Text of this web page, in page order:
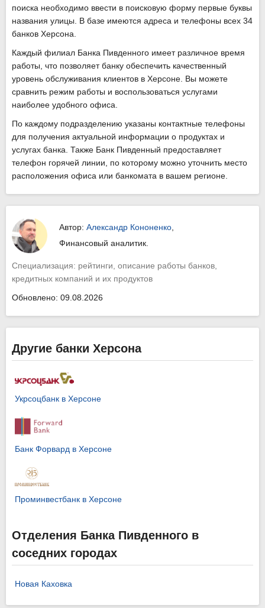
поиска необходимо ввести в поисковую форму первые буквы
названия улицы. В базе имеются адреса и телефоны всех 34
банков Херсона.
Каждый филиал Банка Пивденного имеет различное время
работы, что позволяет банку обеспечить качественный
уровень обслуживания клиентов в Херсоне. Вы можете
сравнить режим работы и воспользоваться услугами
наиболее удобного офиса.
По каждому подразделению указаны контактные телефоны
для получения актуальной информации о продуктах и
услугах банка. Также Банк Пивденный предоставляет
телефон горячей линии, по которому можно уточнить место
расположения офиса или банкомата в вашем регионе.
Автор: Александр Кононенко
Финансовый аналитик.
Специализация: рейтинги, описание работы банков,
кредитных компаний и их продуктов
Обновлено: 09.08.2026
Другие банки Херсона
Укрсоцбанк в Херсоне
Банк Форвард в Херсоне
Проминвестбанк в Херсоне
Отделения Банка Пивденного в
соседних городах
Новая Каховка